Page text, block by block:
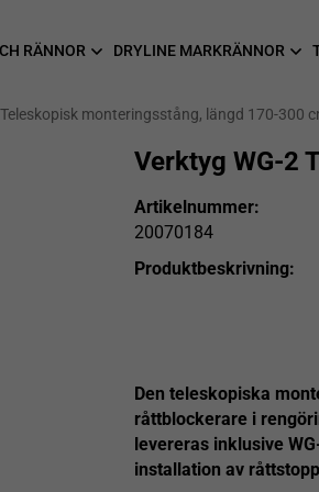
RÄNNOR DRYLINE MARKRÄNNOR
monteringsstång, längd 170-300
Verktyg WG-2
Artikelnummer:
20070184
Produktbeskrivning:
Den teleskopiska
råttblockerare i
levereras inklusive
installation av